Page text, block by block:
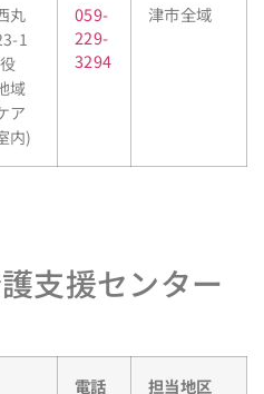
丸
1
域
ア
内)
059-
229-
3294
津市全域
支援センター
電話 担当地区